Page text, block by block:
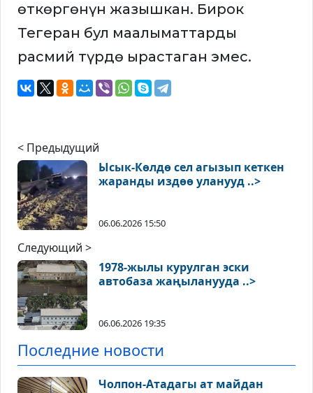
өткөргөнүн жазышкан. Бирок
Тегеран бул маалыматтарды
расмий түрдө ырастаган эмес.
< Предыдущий
Ысык-Көлдө сел агызып кеткен
жаранды издөө уланууд ..>
06.06.2026 15:50
Следующий >
1978-жылы курулган эски
автобаза жаңыланууда ..>
06.06.2026 19:35
Последние новости
Чолпон-Атадагы ат майдан